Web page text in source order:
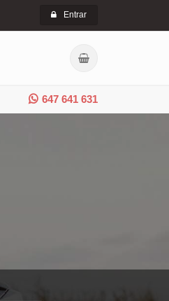
Entrar
647 641 631